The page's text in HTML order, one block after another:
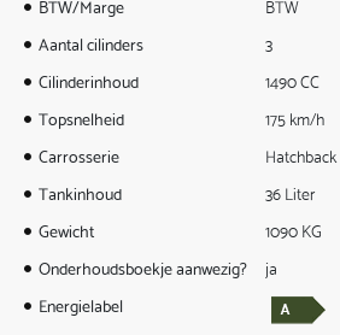
BTW/Marge
BTW
Aantal cilinders
3
Cilinderinhoud
1490 CC
Topsnelheid
175 km/h
Carrosserie
Hatchback
Tankinhoud
36 Liter
Gewicht
1090 KG
Onderhoudsboekje aanwezig?
ja
Energielabel